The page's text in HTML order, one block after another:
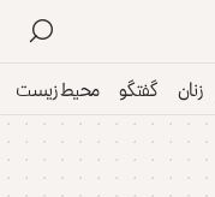
زنان گفتگو محیط زیست